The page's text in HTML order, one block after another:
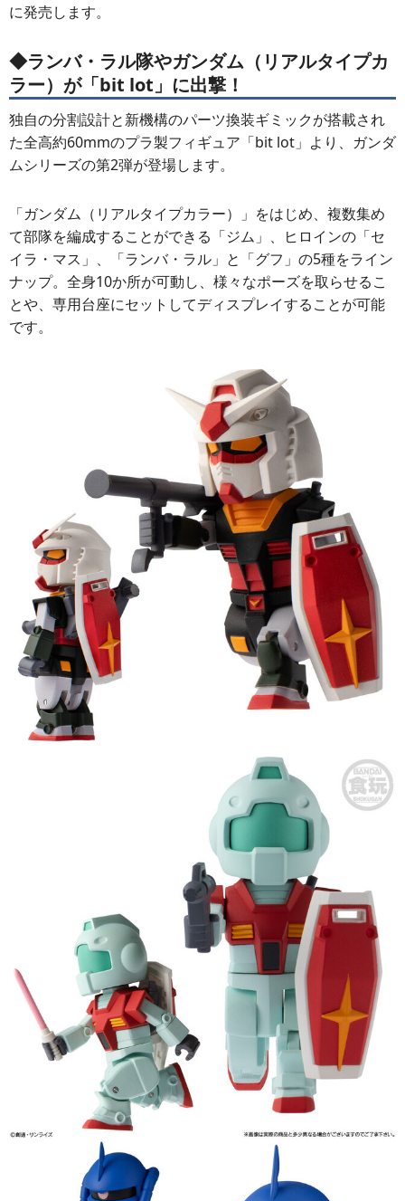
に発売します。
◆ランバ・ラル隊やガンダム（リアルタイプカ
ラー）が「bit lot」に出撃！
独自の分割設計と新機構のパーツ換装ギミックが搭載され
た全高約60mmのプラ製フィギュア「bit lot」より、ガンダ
ムシリーズの第2弾が登場します。
「ガンダム（リアルタイプカラー）」をはじめ、複数集め
て部隊を編成することができる「ジム」、ヒロインの「セ
イラ・マス」、「ランバ・ラル」と「グフ」の5種をライン
ナップ。全身10か所が可動し、様々なポーズを取らせるこ
とや、専用台座にセットしてディスプレイすることが可能
です。